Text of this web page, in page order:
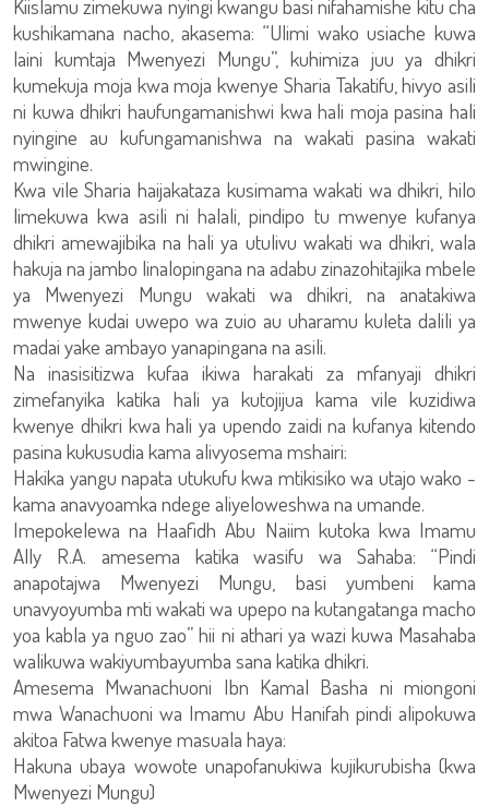
Kiislamu zimekuwa nyingi kwangu basi nifahamishe kitu cha
kushikamana nacho, akasema: “Ulimi wako usiache kuwa
laini kumtaja Mwenyezi Mungu”, kuhimiza juu ya dhikri
kumekuja moja kwa moja kwenye Sharia Takatifu, hivyo asili
ni kuwa dhikri haufungamanishwi kwa hali moja pasina hali
nyingine au kufungamanishwa na wakati pasina wakati
mwingine.
Kwa vile Sharia haijakataza kusimama wakati wa dhikri, hilo
limekuwa kwa asili ni halali, pindipo tu mwenye kufanya
dhikri amewajibika na hali ya utulivu wakati wa dhikri, wala
hakuja na jambo linalopingana na adabu zinazohitajika mbele
ya Mwenyezi Mungu wakati wa dhikri, na anatakiwa
mwenye kudai uwepo wa zuio au uharamu kuleta dalili ya
madai yake ambayo yanapingana na asili.
Na inasisitizwa kufaa ikiwa harakati za mfanyaji dhikri
zimefanyika katika hali ya kutojijua kama vile kuzidiwa
kwenye dhikri kwa hali ya upendo zaidi na kufanya kitendo
pasina kukusudia kama alivyosema mshairi:
Hakika yangu napata utukufu kwa mtikisiko wa utajo wako -
kama anavyoamka ndege aliyeloweshwa na umande.
Imepokelewa na Haafidh Abu Naiim kutoka kwa Imamu
Ally R.A. amesema katika wasifu wa Sahaba: “Pindi
anapotajwa Mwenyezi Mungu, basi yumbeni kama
unavyoyumba mti wakati wa upepo na kutangatanga macho
yoa kabla ya nguo zao” hii ni athari ya wazi kuwa Masahaba
walikuwa wakiyumbayumba sana katika dhikri.
Amesema Mwanachuoni Ibn Kamal Basha ni miongoni
mwa Wanachuoni wa Imamu Abu Hanifah pindi alipokuwa
akitoa Fatwa kwenye masuala haya:
Hakuna ubaya wowote unapofanukiwa kujikurubisha (kwa
Mwenyezi Mungu)